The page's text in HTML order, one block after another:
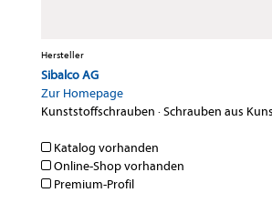
Hersteller
Sibalco AG
Zur Homepage
Kunststoffschrauben ·Schrauben aus
Katalog vorhanden
Online-Shop vorhanden
Premium-Profil